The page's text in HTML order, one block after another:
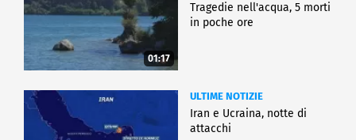
01:17
Tragedie nell'acqua, 5 morti
in poche ore
ULTIME NOTIZIE
Iran e Ucraina, notte di
attacchi